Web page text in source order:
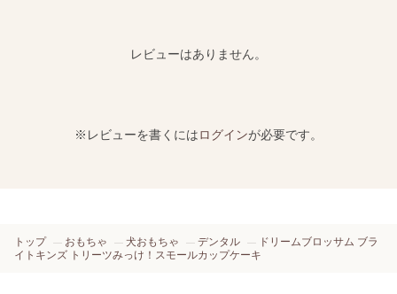
レビューはありません。
※レビューを書くにはログインが必要です。
トップ おもちゃ 犬おもちゃ デンタル
ドリームブロッサム ブラ
イトキンズ トリーツみっけ！スモールカップケーキ